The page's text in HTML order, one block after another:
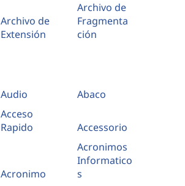
Archivo de
Extensión
Archivo de
Fragmenta
ción
Audio Abaco
Acceso
Rapido
Accessorio
Acronimo
Acronimos
Informatico
s